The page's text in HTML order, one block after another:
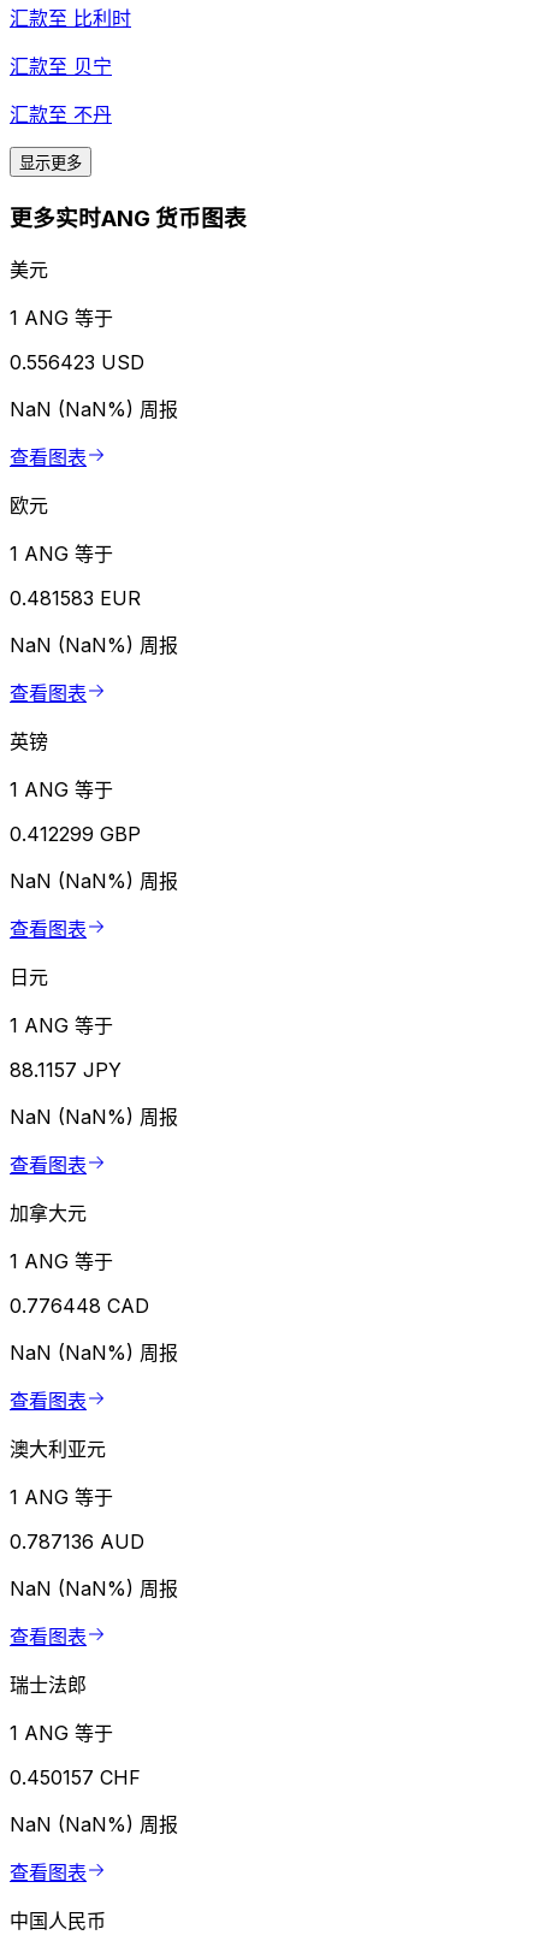
汇款至 比利时
汇款至 贝宁
汇款至 不丹
显示更多
更多实时ANG 货币图表
美元
1 ANG 等于
0.556423 USD
NaN (NaN%) 周报
查看图表
欧元
1 ANG 等于
0.481583 EUR
NaN (NaN%) 周报
查看图表
英镑
1 ANG 等于
0.412299 GBP
NaN (NaN%) 周报
查看图表
日元
1 ANG 等于
88.1157 JPY
NaN (NaN%) 周报
查看图表
加拿大元
1 ANG 等于
0.776448 CAD
NaN (NaN%) 周报
查看图表
澳大利亚元
1 ANG 等于
0.787136 AUD
NaN (NaN%) 周报
查看图表
瑞士法郎
1 ANG 等于
0.450157 CHF
NaN (NaN%) 周报
查看图表
中国人民币